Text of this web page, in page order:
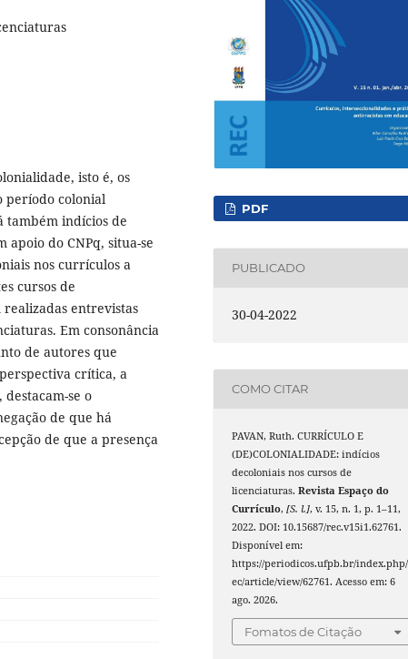
isto é, os
período colonial
também indícios de
apoio do CNPq, situa-se
nos currículos a
cursos de
entrevistas
Em consonância
de autores que
crítica, a
se o
de que há
de que a presença
PDF
PUBLICADO
30-04-2022
COMO CITAR
PAVAN, Ruth. CURRÍCULO E
(DE)COLONIALIDADE: indícios
decoloniais nos cursos de
licenciaturas.Revista Espaço do
Currículo,[S. l.], v. 15, n. 1, p. 1–11,
2022. DOI: 10.15687/rec.v15i1.62761.
Disponível em:
https://periodicos.ufpb.br/
ec/article/view/62761. Acesso em: 6
ago. 2026.
Fomatos de Citação